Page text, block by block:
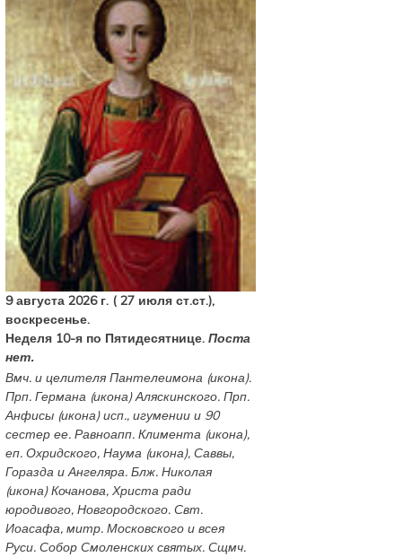
9 августа 2026 г. ( 27 июля ст.ст.),
воскресенье.
Неделя 10-я по Пятидесятнице.Поста
нет.
Вмч. и целителяПантелеимона (икона).
Прп.Германа (икона) Аляскинского. Прп.
Анфисы (икона) исп., игумении и 90
сестер ее. Равноапп.Климента (икона),
еп. Охридского,Наума (икона),Саввы,
Горазда иАнгеляра. Блж.Николая
(икона) Кочанова, Христа ради
юродивого, Новгородского. Свт.
Иоасафа, митр. Московского и всея
Руси.Собор Смоленских святых. Сщмч.